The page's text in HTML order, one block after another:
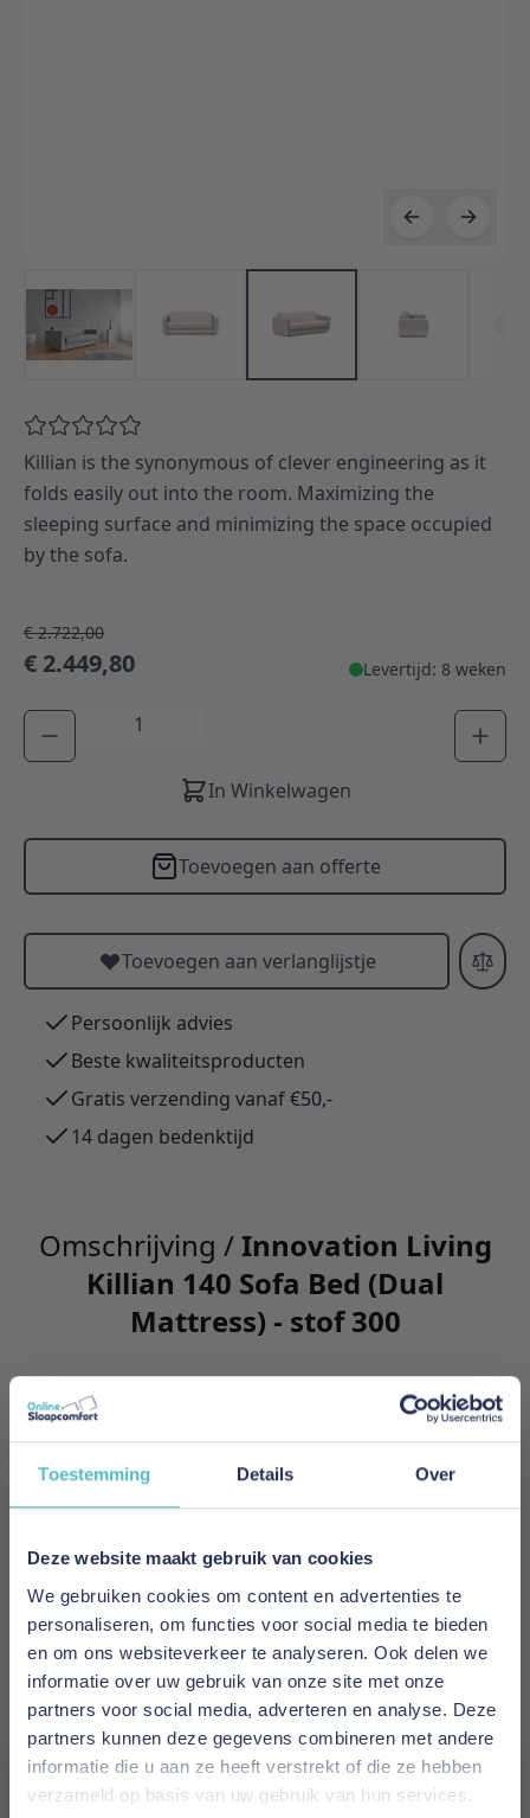
Toestemming Details Over
Deze website maakt gebruik van cookies
We gebruiken cookies om content en advertenties te
personaliseren, om functies voor social media te bieden
en om ons websiteverkeer te analyseren. Ook delen we
informatie over uw gebruik van onze site met onze
partners voor social media, adverteren en analyse. Deze
partners kunnen deze gegevens combineren met andere
informatie die u aan ze heeft verstrekt of die ze hebben
verzameld op basis van uw gebruik van hun services.
Killian is the synonymous of clever engineering as it
folds easily out into the room. Maximizing the
sleeping surface and minimizing the space occupied
by the sofa.
€ 2.722,00
€ 2.449,80 Levertijd: 8 weken
Aantal
In Winkelwagen
Toevoegen aan offerte
Toevoegen aan verlanglijstje
Persoonlijk advies
Beste kwaliteitsproducten
Gratis verzending vanaf €50,-
14 dagen bedenktijd
Omschrijving /Innovation Living
Killian 140 Sofa Bed (Dual
Mattress) - stof 300
Killian is the synonymous of clever engineering
as it folds easily out into the room. Maximizing
occupied by the sofa.
Merk
Innovation Living
EAN
5700110953979